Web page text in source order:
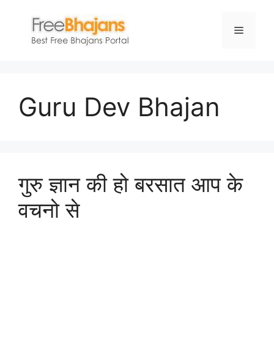
content
Menu
Guru Dev Bhajan
गुरु ज्ञान की हो बरसात आप के
वचनो से